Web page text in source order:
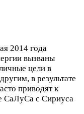
2014 года
вызваны
цели в
в результате
приводят к
СаЛуСа с Сириуса